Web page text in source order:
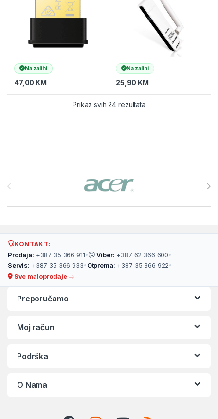
Na zalihi
47,00 KM
Na zalihi
25,90 KM
Prikaz svih 24 rezultata
KONTAKT:
Prodaja: +387 35 366 911• Viber: +387 62 366 600•
Servis: +387 35 366 933• Otprema: +387 35 366 922•
Sve maloprodaje →
Preporučamo
Moj račun
Podrška
O Nama